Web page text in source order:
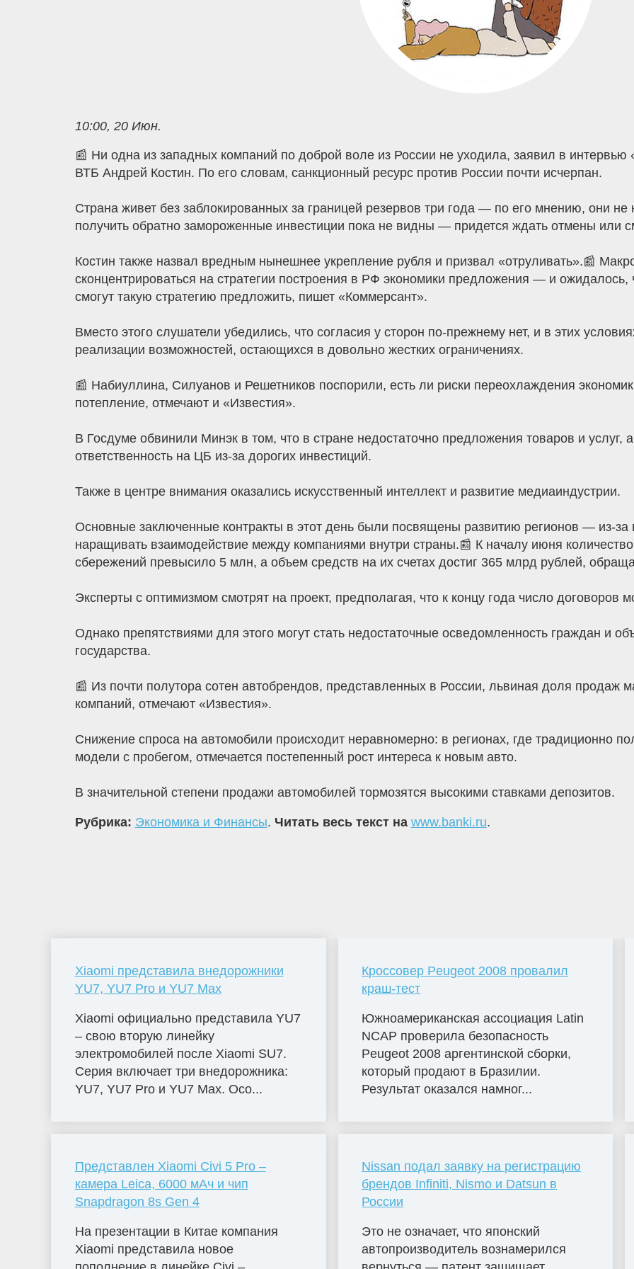
10:00, 20 Июн.
📰 Ни одна из западных компаний по доброй воле из России не уходила, заявил в
ВТБ Андрей Костин. По его словам, санкционный ресурс против России почти исчерпан.
Страна живет без заблокированных за границей резервов три года — по его мнению, они
получить обратно замороженные инвестиции пока не видны — придется ждать отмены или
Костин также назвал вредным нынешнее укрепление рубля и призвал «отруливать».📰
сконцентрироваться на стратегии построения в РФ экономики предложения — и ожидалось,
смогут такую стратегию предложить, пишет «Коммерсант».
Вместо этого слушатели убедились, что согласия у сторон по-прежнему нет, и в этих
реализации возможностей, остающихся в довольно жестких ограничениях.
📰 Набиуллина, Силуанов и Решетников поспорили, есть ли риски переохлаждения
потепление, отмечают и «Известия».
В Госдуме обвинили Минэк в том, что в стране недостаточно предложения товаров и услуг,
ответственность на ЦБ из-за дорогих инвестиций.
Также в центре внимания оказались искусственный интеллект и развитие медиаиндустрии.
Основные заключенные контракты в этот день были посвящены развитию регионов — из-за
наращивать взаимодействие между компаниями внутри страны.📰 К началу июня
сбережений превысило 5 млн, а объем средств на их счетах достиг 365 млрд рублей,
Эксперты с оптимизмом смотрят на проект, предполагая, что к концу года число договоров
Однако препятствиями для этого могут стать недостаточные осведомленность граждан и
государства.
📰 Из почти полутора сотен автобрендов, представленных в России, львиная доля продаж
компаний, отмечают «Известия».
Снижение спроса на автомобили происходит неравномерно: в регионах, где традиционно
модели с пробегом, отмечается постепенный рост интереса к новым авто.
В значительной степени продажи автомобилей тормозятся высокими ставками депозитов.
Рубрика: Экономика и Финансы. Читать весь текст на www.banki.ru.
Xiaomi представила внедорожники
YU7, YU7 Pro и YU7 Max
Xiaomi официально представила YU7
– свою вторую линейку
электромобилей после Xiaomi SU7.
Серия включает три внедорожника:
YU7, YU7 Pro и YU7 Max. Осо...
Представлен Xiaomi Civi 5 Pro –
камера Leica, 6000 мАч и чип
Snapdragon 8s Gen 4
На презентации в Китае компания
Xiaomi представила новое
Кроссовер Peugeot 2008 провалил
краш-тест
Южноамериканская ассоциация Latin
NCAP проверила безопасность
Peugeot 2008 аргентинской сборки,
который продают в Бразилии.
Результат оказался намног...
Nissan подал заявку на регистрацию
брендов Infiniti, Nismo и Datsun в
России
Это не означает, что японский
автопроизводитель вознамерился